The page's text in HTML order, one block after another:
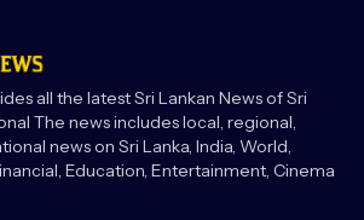
all the latest Sri Lankan News of Sri
The news includes local, regional,
news on Sri Lanka, India, World,
Education, Entertainment, Cinema